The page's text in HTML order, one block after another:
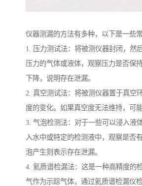
仪器测漏的方法有多种，以下是一些常
1. 压力测试法：将被测仪器封闭，然
压力的气体或液体，观察压力是否保
下降，说明存在泄漏。
2. 真空测试法：将被测仪器置于真空
度的变化。如果真空度无法维持，可能
3. 气泡检测法：对于一些可以浸入液
入水中或特定的检测液中，观察是否
泡产生则表示存在泄漏。
4. 氦质谱检漏法：这是一种高精度的
气作为示踪气体，通过氦质谱检漏仪